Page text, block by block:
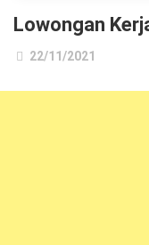
Lowongan
22/11/2021